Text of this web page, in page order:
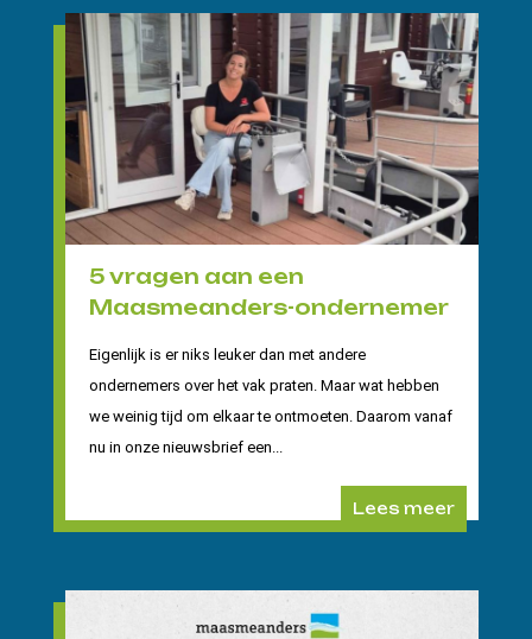
5 vragen aan een
Maasmeanders-ondernemer
Eigenlijk is er niks leuker dan met andere
ondernemers over het vak praten. Maar wat hebben
we weinig tijd om elkaar te ontmoeten. Daarom vanaf
nu in onze nieuwsbrief een...
Lees meer